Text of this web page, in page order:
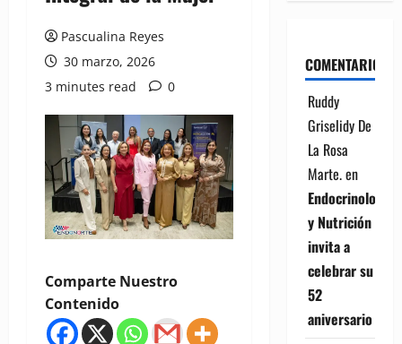
Pascualina Reyes
30 marzo, 2026
3 minutes read
0
Comparte Nuestro
Contenido
COMENTARIOS
Ruddy
Griselidy De
La Rosa
Marte.en
Endocrinología
y Nutrición
invita a
celebrar su
52
aniversario